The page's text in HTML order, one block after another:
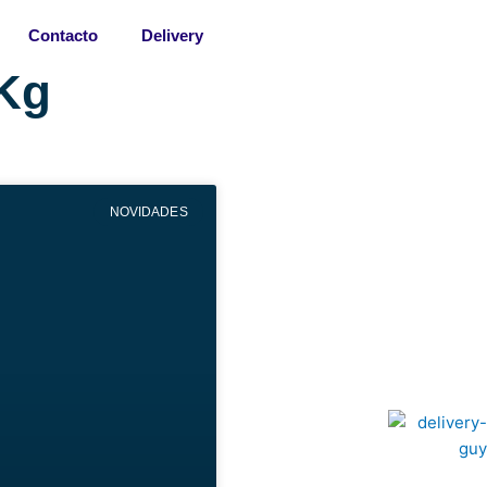
Contacto Delivery
NOVIDADES